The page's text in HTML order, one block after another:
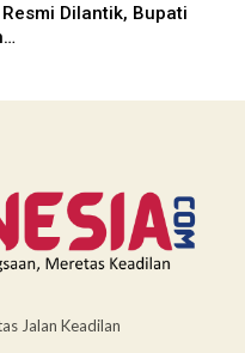
Dilantik, Bupati
Jalan Keadilan